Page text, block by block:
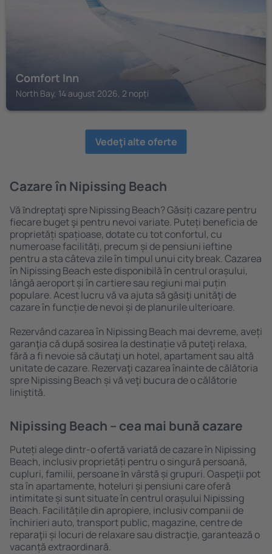
Comfort Inn
North Bay, 14 august 2026, 2 nopți
Vedeţi alte oferte
Cazare în Nipissing Beach
Vă ȋndreptaţi spre Nipissing Beach? Găsiți cazare pentru
fiecare buget şi pentru nevoi variate. Puteți beneficia de
proprietăți spațioase, dotate cu tot confortul, cu
numeroase facilități, precum și de pensiuni ieftine
pentru a sta câteva zile în timpul unui city break. Cazarea
în Nipissing Beach este disponibilă în centrul orașului,
lângă aeroport și în cartiere sau regiuni mai puțin
populare. Acest lucru vă va ajuta să găsiţi unităţi de
cazare în funcție de nevoi și de planurile ulterioare.
Rezervând cazarea în Nipissing Beach mai devreme, aveți
garanţia că după sosirea la destinație vă puteţi relaxa,
fără a fi nevoie să căutaţi un hotel, apartament sau altă
unitate de cazare. Rezervaţi cazarea înainte de călătoria
spre Nipissing Beach și vă veţi bucura de o călătorie
liniştită.
Nipissing Beach – cea mai bună cazare
Puteți alege dintr-o ofertă variată de cazare în Nipissing
Beach, inclusiv proprietăți pentru o singură persoană,
cupluri, familii, persoane ȋn vârstă și grupuri. Oaspeţii pot
sta în apartamente, hoteluri și pensiuni care oferă
intimitate și sunt situate în centrul orașului Nipissing
Beach. Facilitățile din apropiere, inclusiv companii de
închirieri auto, transport public, magazine, centre de
reparaţii și locuri de relaxare sau distracţie, garantează o
vacanță extraordinară.